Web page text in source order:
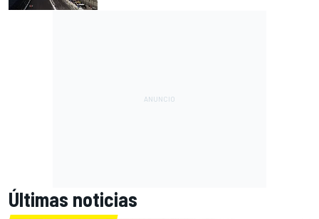
Últimas noticias